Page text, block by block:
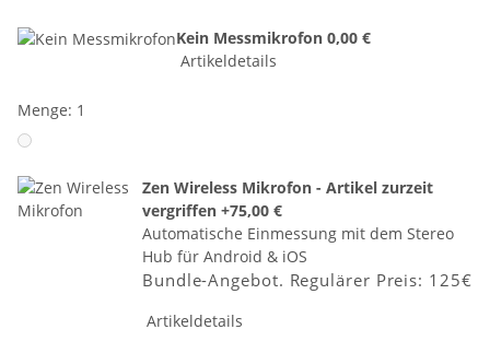
Kein Messmikrofon 0,00 €
Artikeldetails
Menge: 1
Zen Wireless Mikrofon - Artikel zurzeit
vergriffen +75,00 €
Automatische Einmessung mit dem Stereo
Hub für Android & iOS
Bundle-Angebot. Regulärer Preis: 125€
Artikeldetails